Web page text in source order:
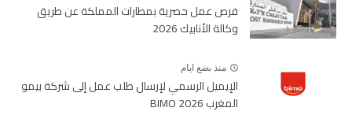
فرص عمل حصرية بمطارات المملكة عن طريق
وكالة الأنابيك 2026
منذ بضع ايام
الإيميل الرسمي لإرسال طلب عمل إلى شركة بيمو
المغرب BIMO 2026